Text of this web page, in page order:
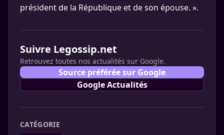
président de la République et de son épouse. ».
Suivre Legossip.net
Retrouvez toutes nos actualités sur Google.
Source préférée sur Google
Google Actualités
CATÉGORIE